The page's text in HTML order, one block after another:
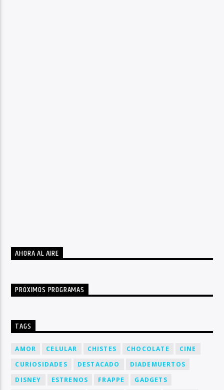
AHORA AL AIRE
PRÓXIMOS PROGRAMAS
TAGS
AMOR CELULAR CHISTES CHOCOLATE
CINE
CURIOSIDADES
DESTACADO
DIADEMUERTOS
DISNEY
ESTRENOS FRAPPE
GADGETS